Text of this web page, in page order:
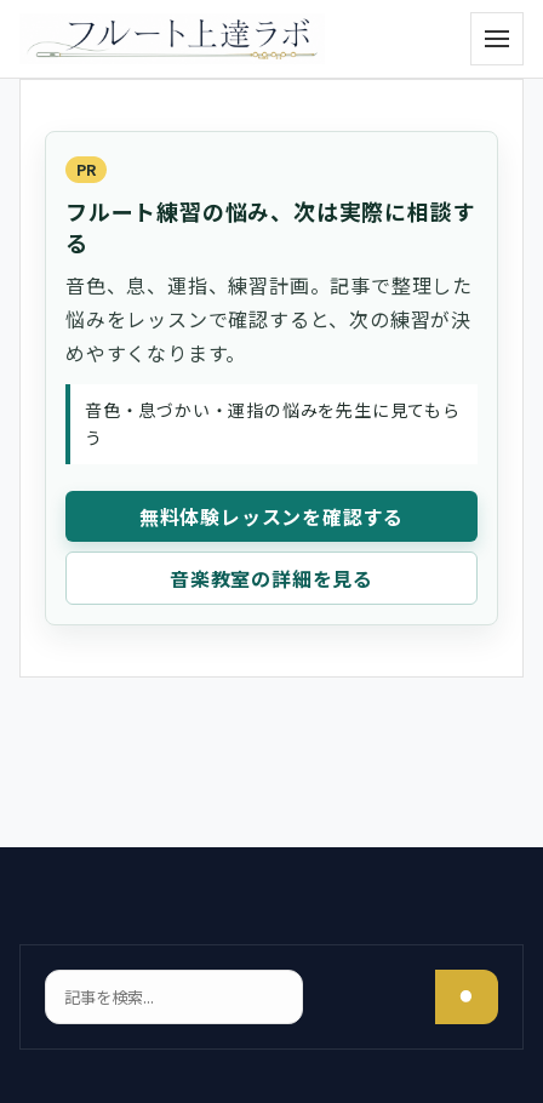
メニ
PR
フルート練習の悩み、次は実際に相談す
る
音色、息、運指、練習計画。記事で整理した
悩みをレッスンで確認すると、次の練習が決
めやすくなります。
音色・息づかい・運指の悩みを先生に見てもら
う
無料体験レッスンを確認する
音楽教室の詳細を見る
検索